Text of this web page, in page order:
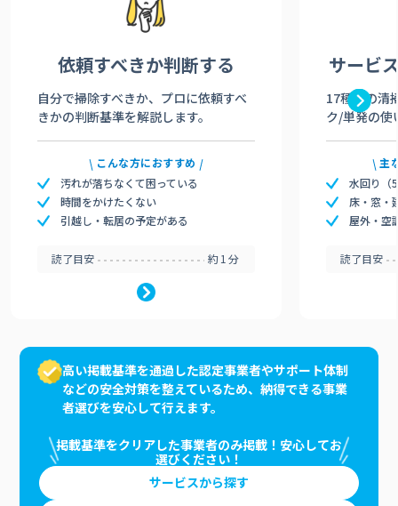
依頼すべきか判断する
自分で掃除すべきか、プロに依頼すべ
きかの判断基準を解説します。
こんな方におすすめ
汚れが落ちなくて困っている
時間をかけたくない
引越し・転居の予定がある
読了目安 約1分
サービ
17種類の清
ク/単発の使
主
水回り（
床・窓・
屋外・空
読了目安
高い掲載基準を通過した認定事業者やサポート体制
などの安全対策を整えているため、納得できる事業
者選びを安心して行えます。
掲載基準をクリアした事業者のみ掲載！安心してお
選びください！
サービスから探す